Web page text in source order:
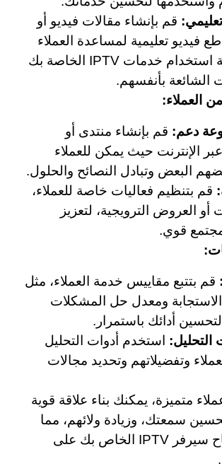
قم بإنشاء مقالات فيديو أو
فيديو تعليمية لمساعدة العملاء
على فهم كيفية استخدام خدمات IPTV الخاصة بك
الشائعة بأنفسهم.
دعم: قم بإنشاء منتدى أو
الإنترنت حيث يمكن للعملاء
البعض وتبادل النصائح والحلول.
قم بتنظيم فعاليات خاصة للعملاء،
العروض الترويجية، لتعزيز
مجتمع قوي.
قم بتتبع مقاييس خدمة العملاء، مثل
ومعدل حل المشكلات
أدائك باستمرار.
التحليل: استخدم أدوات التحليل
وتفضيلاتهم وتحديد مجالات
متميزة، يمكنك بناء علاقة قوية
سمعتك، وزيادة ولائهم، مما
يساهم في نجاح سيرفر IPTV الخاص بك على